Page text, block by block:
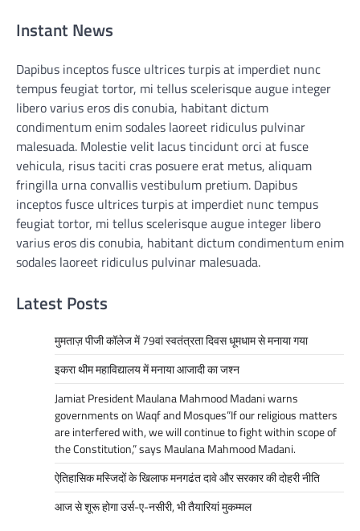
Instant News
Dapibus inceptos fusce ultrices turpis at imperdiet nunc
tempus feugiat tortor, mi tellus scelerisque augue integer
libero varius eros dis conubia, habitant dictum
condimentum enim sodales laoreet ridiculus pulvinar
malesuada. Molestie velit lacus tincidunt orci at fusce
vehicula, risus taciti cras posuere erat metus, aliquam
fringilla urna convallis vestibulum pretium. Dapibus
inceptos fusce ultrices turpis at imperdiet nunc tempus
feugiat tortor, mi tellus scelerisque augue integer libero
varius eros dis conubia, habitant dictum condimentum enim
sodales laoreet ridiculus pulvinar malesuada.
Latest Posts
मुमताज़ पीजी कॉलेज में 79वां स्वतंत्रता दिवस धूमधाम से मनाया गया
इकरा थीम महाविद्यालय में मनाया आजादी का जश्न
Jamiat President Maulana Mahmood Madani warns
governments on Waqf and Mosques”If our religious matters
are interfered with, we will continue to fight within scope of
the Constitution,” says Maulana Mahmood Madani.
ऐतिहासिक मस्जिदों के खिलाफ मनगढंत दावे और सरकार की दोहरी नीति
आज से शूरू होगा उर्स-ए-नसीरी, भी तैयारियां मुकम्मल